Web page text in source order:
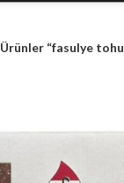
Ürünler “fasulye